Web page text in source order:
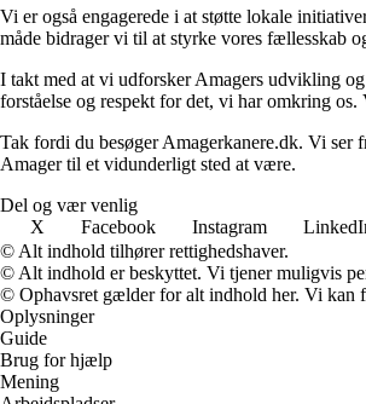
Vi er også engagerede i at støtte lokale
måde bidrager vi til at styrke vores fællesskab
I takt med at vi udforsker Amagers udvikling
forståelse og respekt for det, vi har omkring
Tak fordi du besøger Amagerkanere.dk. Vi ser
Amager til et vidunderligt sted at være.
Del og vær venlig
X
Facebook Instagram
© Alt indhold tilhører rettighedshaver.
© Alt indhold er beskyttet. Vi tjener muligvis
© Ophavsret gælder for alt indhold her. Vi kan
Oplysninger
Guide
Brug for hjælp
Mening